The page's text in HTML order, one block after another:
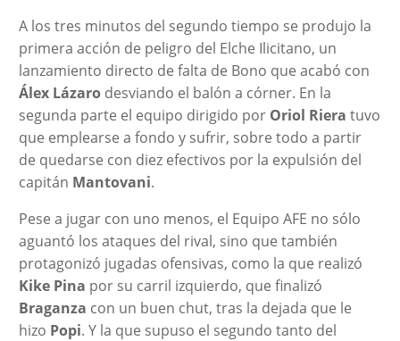
A los tres minutos del segundo tiempo se produjo la
primera acción de peligro del Elche Ilicitano, un
lanzamiento directo de falta de Bono que acabó con
Álex Lázarodesviando el balón a córner. En la
segunda parte el equipo dirigido por Oriol Riera tuvo
que emplearse a fondo y sufrir, sobre todo a partir
de quedarse con diez efectivos por la expulsión del
capitán Mantovani.
Pese a jugar con uno menos, el Equipo AFE no sólo
aguantó los ataques del rival, sino que también
protagonizó jugadas ofensivas, como la que realizó
Kike Pina por su carril izquierdo, que finalizó
Braganza con un buen chut, tras la dejada que le
hizo Popi. Y la que supuso el segundo tanto del